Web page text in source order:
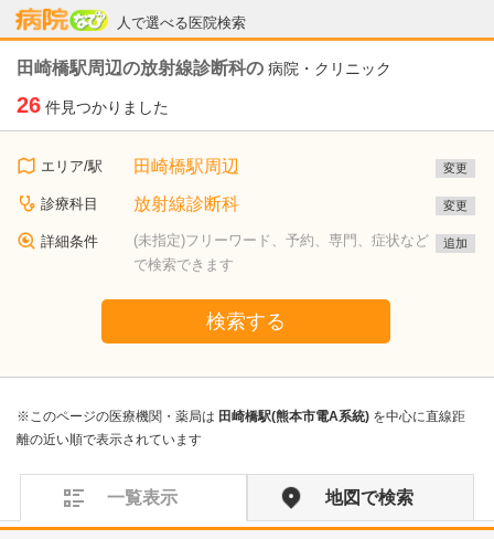
人で選べる医院検索
病院なび
田崎橋駅周辺の放射線診断科の 病院・クリニック
26 件見つかりました
エリア/駅 田崎橋駅周辺 変更
診療科目 放射線診断科 変更
詳細条件
(未指定)フリーワード、予約、専門、症状など
で検索できます
追加
検索する
※このページの医療機関・薬局は 田崎橋駅(熊本市電A系統) を中心に直線距
離の近い順で表示されています
一覧表示 地図で検索